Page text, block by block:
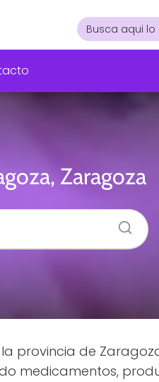
Zaragoza
provincia de
medicamentos,